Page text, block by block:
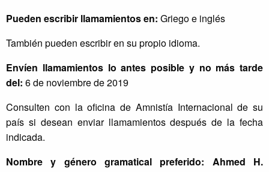
Pueden escribir llamamientos en: Griego e inglés
También pueden escribir en su propio idioma.
Envíen llamamientos lo antes posible y no más tarde
del: 6 de noviembre de 2019
Consulten con la oficina de Amnistía Internacional de su
país si desean enviar llamamientos después de la fecha
indicada.
Nombre y género gramatical preferido: Ahmed H.